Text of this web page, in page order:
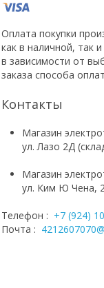
Оплата покупки
как в наличной, так
в зависимости от
заказа способа
Контакты
Магазин
ул. Лазо 2Д
Магазин
ул. Ким Ю Чена,
Телефон : +7 (924)
Почта :